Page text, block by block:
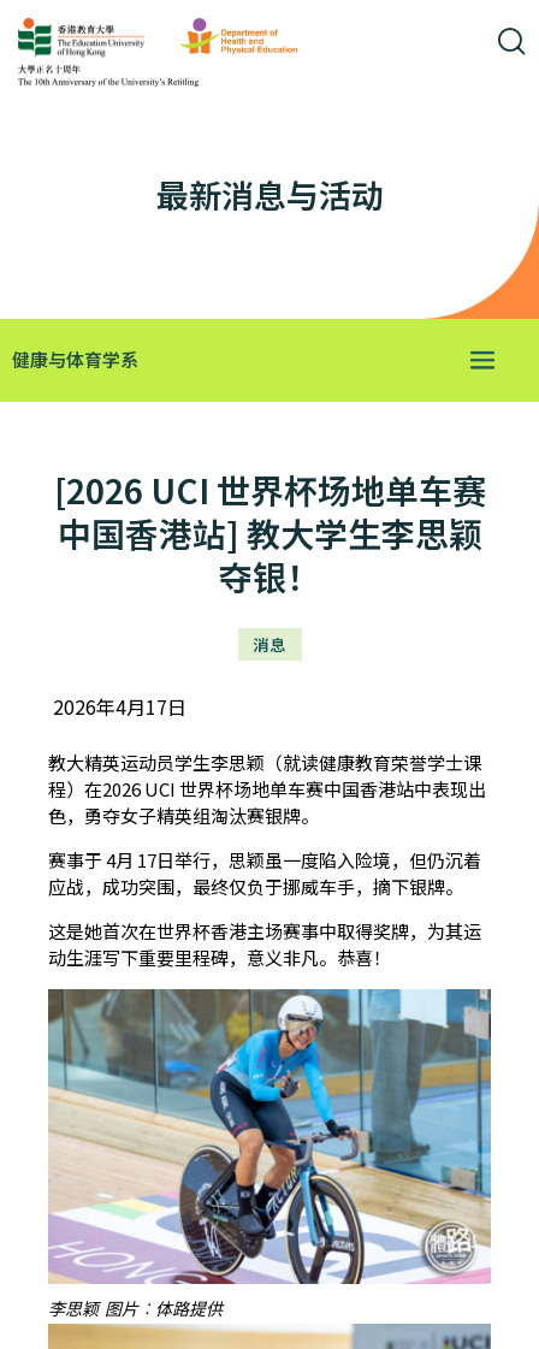
最新消息与活动
健康与体育学系
[2026 UCI 世界杯场地单车赛
中国香港站] 教大学生李思颖
夺银！
消息
2026年4月17日
教大精英运动员学生李思颖（就读健康教育荣誉学士课
程）在2026 UCI 世界杯场地单车赛中国香港站中表现出
色，勇夺女子精英组淘汰赛银牌。
赛事于 4月 17日举行，思颖虽一度陷入险境，但仍沉着
应战，成功突围，最终仅负于挪威车手，摘下银牌。
这是她首次在世界杯香港主场赛事中取得奖牌，为其运
动生涯写下重要里程碑，意义非凡。恭喜！
李思颖 图片︰体路提供